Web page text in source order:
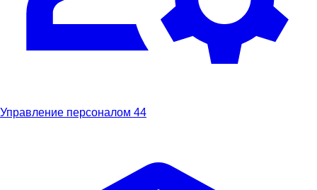
Управление персоналом 44